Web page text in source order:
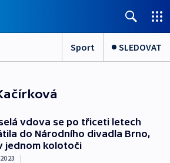
Sport SLEDOVAT
vdova se po třiceti letech
do Národního divadla Brno,
jednom kolotoči
|